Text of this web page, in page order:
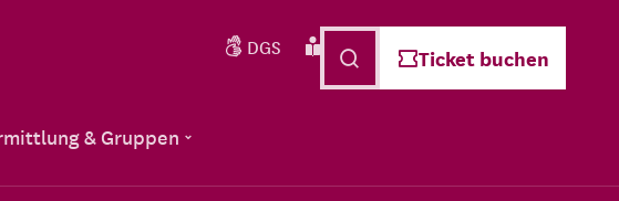
& Gruppen
DGS Leichte Sprache Deutsch
Ticket buchen